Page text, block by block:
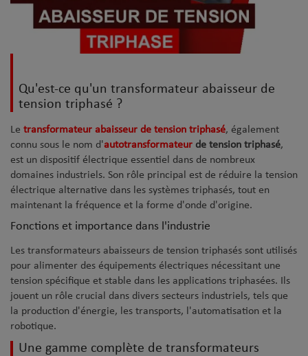
Qu'est-ce qu'un transformateur abaisseur de
tension triphasé ?
Le transformateur abaisseur de tension triphasé, également
connu sous le nom d'autotransformateur de tension triphasé,
est un dispositif électrique essentiel dans de nombreux
domaines industriels. Son rôle principal est de réduire la tension
électrique alternative dans les systèmes triphasés, tout en
maintenant la fréquence et la forme d'onde d'origine.
Fonctions et importance dans l'industrie
Les transformateurs abaisseurs de tension triphasés sont utilisés
pour alimenter des équipements électriques nécessitant une
tension spécifique et stable dans les applications triphasées. Ils
jouent un rôle crucial dans divers secteurs industriels, tels que
la production d'énergie, les transports, l'automatisation et la
robotique.
Une gamme complète de transformateurs